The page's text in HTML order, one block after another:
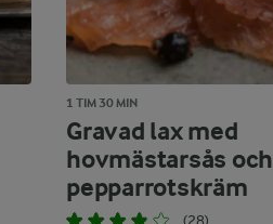
1 TIM 30 MIN
Gravad lax med
hovmästarsås och
pepparrotskräm